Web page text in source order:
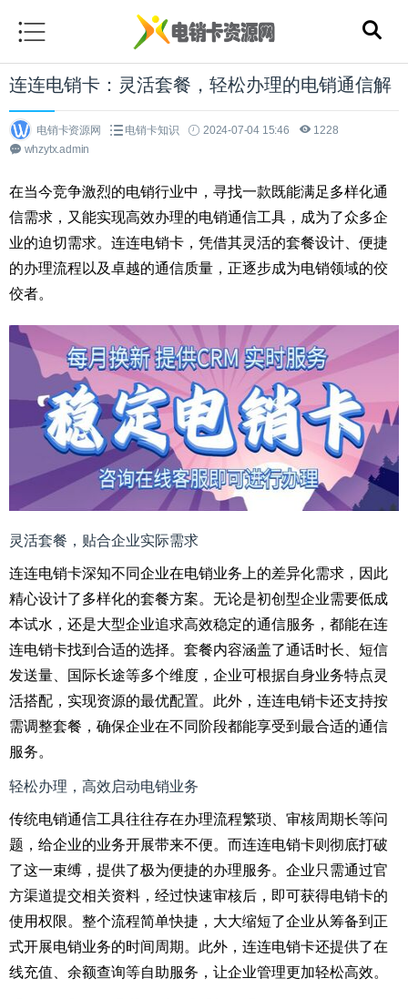
连连电销卡：灵活套餐，轻松办理的电销通信解
电销卡资源网 电销卡知识 2024-07-04 15:46
1228
whzytx.admin
在当今竞争激烈的电销行业中，寻找一款既能满足多样化通
信需求，又能实现高效办理的电销通信工具，成为了众多企
业的迫切需求。连连电销卡，凭借其灵活的套餐设计、便捷
的办理流程以及卓越的通信质量，正逐步成为电销领域的佼
佼者。
灵活套餐，贴合企业实际需求
连连电销卡深知不同企业在电销业务上的差异化需求，因此
精心设计了多样化的套餐方案。无论是初创型企业需要低成
本试水，还是大型企业追求高效稳定的通信服务，都能在连
连电销卡找到合适的选择。套餐内容涵盖了通话时长、短信
发送量、国际长途等多个维度，企业可根据自身业务特点灵
活搭配，实现资源的最优配置。此外，连连电销卡还支持按
需调整套餐，确保企业在不同阶段都能享受到最合适的通信
服务。
轻松办理，高效启动电销业务
传统电销通信工具往往存在办理流程繁琐、审核周期长等问
题，给企业的业务开展带来不便。而连连电销卡则彻底打破
了这一束缚，提供了极为便捷的办理服务。企业只需通过官
方渠道提交相关资料，经过快速审核后，即可获得电销卡的
使用权限。整个流程简单快捷，大大缩短了企业从筹备到正
式开展电销业务的时间周期。此外，连连电销卡还提供了在
线充值、余额查询等自助服务，让企业管理更加轻松高效。